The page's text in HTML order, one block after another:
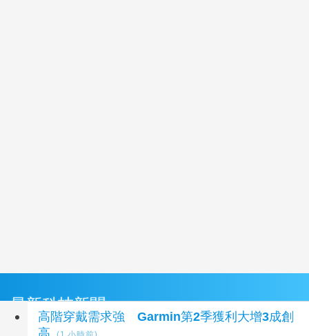
最新科技新聞
高階穿戴需求強 Garmin第2季獲利大增3成創
高